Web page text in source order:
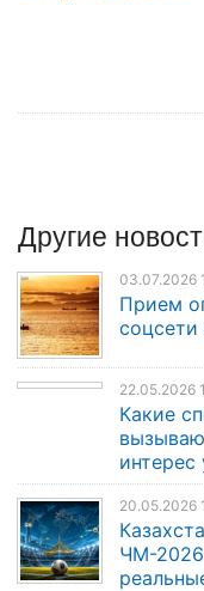
Другие
03.07.2026
Прием
22.05.2026
Какие
интерес
20.05.2026
ЧМ-